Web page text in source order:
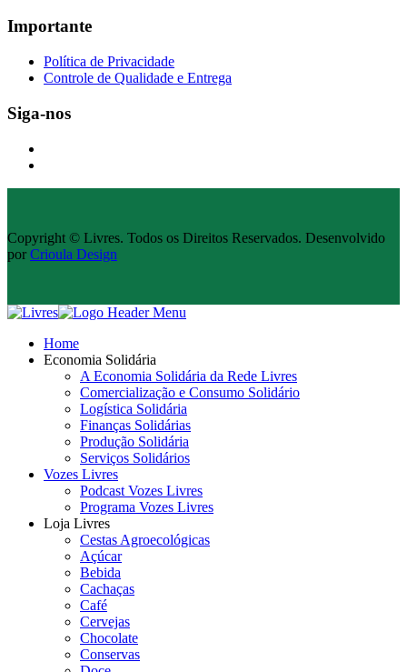
Importante
Política de Privacidade
Controle de Qualidade e Entrega
Siga-nos
Copyright © Livres. Todos os Direitos Reservados. Desenvolvido
por Crioula Design
Home
Economia Solidária
A Economia Solidária da Rede Livres
Comercialização e Consumo Solidário
Logística Solidária
Finanças Solidárias
Produção Solidária
Serviços Solidários
Vozes Livres
Podcast Vozes Livres
Programa Vozes Livres
Loja Livres
Cestas Agroecológicas
Açúcar
Bebida
Cachaças
Café
Cervejas
Chocolate
Conservas